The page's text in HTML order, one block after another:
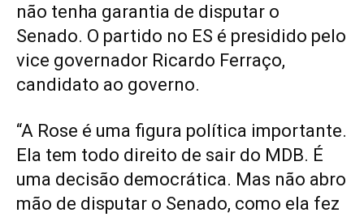
não tenha garantia de disputar o
Senado. O partido no ES é presidido pelo
vice governador Ricardo Ferraço,
candidato ao governo.
“A Rose é uma figura política importante.
Ela tem todo direito de sair do MDB. É
uma decisão democrática. Mas não abro
mão de disputar o Senado, como ela fez